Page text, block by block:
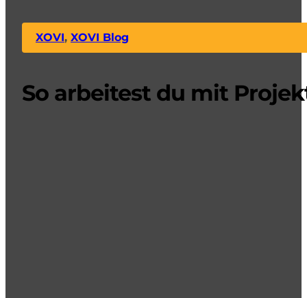
XOVI, XOVI Blog
So arbeitest du mit